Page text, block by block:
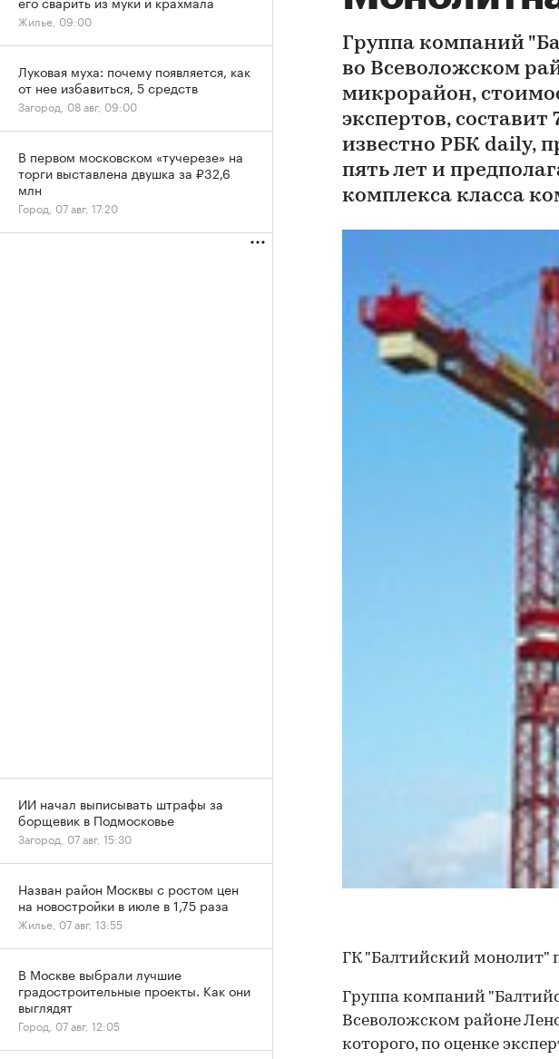
Группа компаний
во Всеволожском
микрорайон,
экспертов, составит
известно РБК daily,
пять лет и
комплекса класса
ГК "Балтийский
Группа компаний
Всеволожском районе
которого, по оценке
Жилье, 09:00
Луковая муха: почему появляется, как
от нее избавиться, 5 средств
Загород, 08 авг, 09:00
В первом московском «тучерезе» на
торги выставлена двушка за ₽32,6
млн
Город, 07 авг, 17:20
ИИ начал выписывать штрафы за
борщевик в Подмосковье
Загород, 07 авг, 15:30
Назван район Москвы с ростом цен
на новостройки в июле в 1,75 раза
Жилье, 07 авг, 13:55
В Москве выбрали лучшие
градостроительные проекты. Как они
выглядят
Город, 07 авг, 12:05